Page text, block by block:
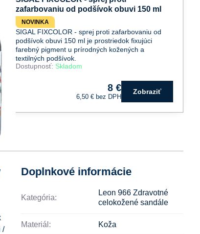
zafarbovaniu od podšívok obuvi 150 ml
NOVINKA
SIGAL FIXCOLOR - sprej proti zafarbovaniu od
podšívok obuvi 150 ml je prostriedok fixujúci
farebný pigment u prírodných kožených a
textilných podšívok.
Dostupnosť: Skladom
8 €
6,50 € bez DPH
Zobraziť
/
Doplnkové informácie
Kategória:
Leon 966 Zdravotné
celokožené sandále
Materiál: Koža